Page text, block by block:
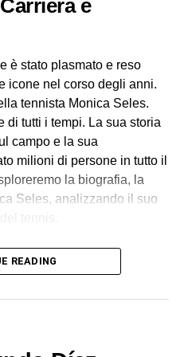
inizia a
della sua forma fisica e
Il passaggio
nuovi talenti a emergere, e
dominio che aveva avuto in
ritirarsi dal tennis
capitolo straordinario della
Diventa un
e partecipa a eventi
e la sua prospettiva esperta
e
è stato plasmato e reso
icone nel corso degli anni.
tennista Monica Seles.
di tutti i tempi. La sua storia
campo e la sua
milioni di persone in tutto il
la biografia, la
Seles, analizzando il suo
Seles
talento straordinario per il
READING